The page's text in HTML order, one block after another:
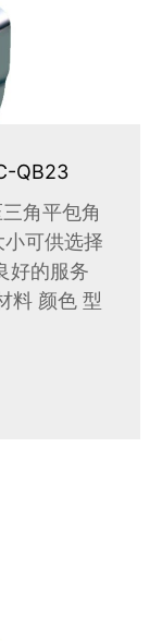
QB23
角平包角
可供选择
好的服务
料 颜色 型